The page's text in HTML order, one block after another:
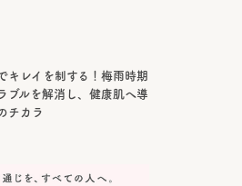
キレイを制する！梅雨時期
ブルを解消し、健康肌へ導
チカラ